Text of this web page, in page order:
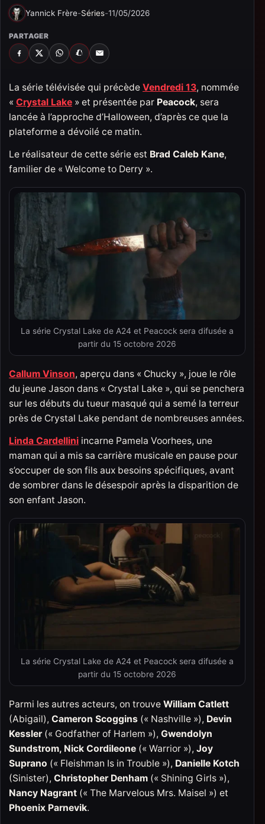
Yannick Frère-Séries-11/05/2026
PARTAGER
FACEBOOK
X WHATSAPP
SNAPCHAT
EMAIL
La série télévisée qui précède Vendredi 13, nommée
« Crystal Lake » et présentée par Peacock, sera
lancée à l’approche d’Halloween, d’après ce que la
plateforme a dévoilé ce matin.
Le réalisateur de cette série est Brad Caleb Kane,
familier de « Welcome to Derry ».
La série Crystal Lake de A24 et Peacock sera difusée a
partir du 15 octobre 2026
Callum Vinson, aperçu dans « Chucky », joue le rôle
du jeune Jason dans « Crystal Lake », qui se penchera
sur les débuts du tueur masqué qui a semé la terreur
près de Crystal Lake pendant de nombreuses années.
Linda Cardellini incarne Pamela Voorhees, une
maman qui a mis sa carrière musicale en pause pour
s’occuper de son fils aux besoins spécifiques, avant
de sombrer dans le désespoir après la disparition de
son enfant Jason.
La série Crystal Lake de A24 et Peacock sera difusée a
partir du 15 octobre 2026
Parmi les autres acteurs, on trouve William Catlett
(Abigail), Cameron Scoggins (« Nashville »), Devin
Kessler(« Godfather of Harlem »), Gwendolyn
Sundstrom, Nick Cordileone (« Warrior »), Joy
Suprano (« Fleishman Is in Trouble »), Danielle Kotch
(Sinister), Christopher Denham (« Shining Girls »),
Nancy Nagrant (« The Marvelous Mrs. Maisel ») et
Phoenix Parnevik.